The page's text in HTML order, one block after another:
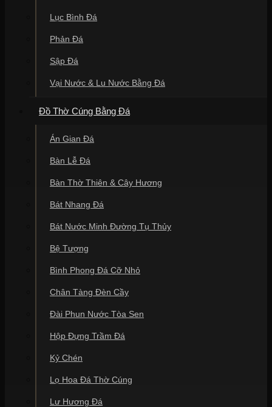
Lục Bình Đá
Phản Đá
Sập Đá
Vại Nước & Lu Nước Bằng Đá
Đồ Thờ Cúng Bằng Đá
Án Gian Đá
Bàn Lễ Đá
Bàn Thờ Thiên & Cây Hương
Bát Nhang Đá
Bát Nước Minh Đường Tụ Thủy
Bệ Tượng
Bình Phong Đá Cỡ Nhỏ
Chân Tàng Đèn Cầy
Đài Phun Nước Tòa Sen
Hộp Đựng Trầm Đá
Kỷ Chén
Lọ Hoa Đá Thờ Cúng
Lư Hương Đá